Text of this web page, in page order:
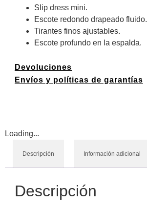
Slip dress mini.
Escote redondo drapeado fluido.
Tirantes finos ajustables.
Escote profundo en la espalda.
Devoluciones
Envíos y políticas de garantías
Loading...
Descripción Información adicional
Descripción